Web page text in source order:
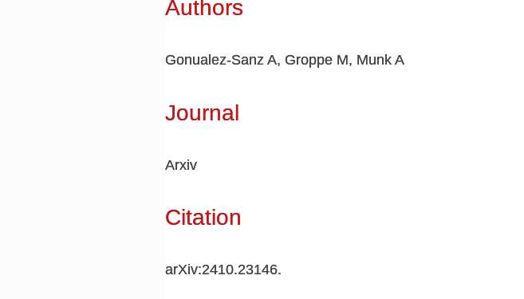
Authors
Gonualez-Sanz A, Groppe M, Munk A
Journal
Arxiv
Citation
arXiv:2410.23146.